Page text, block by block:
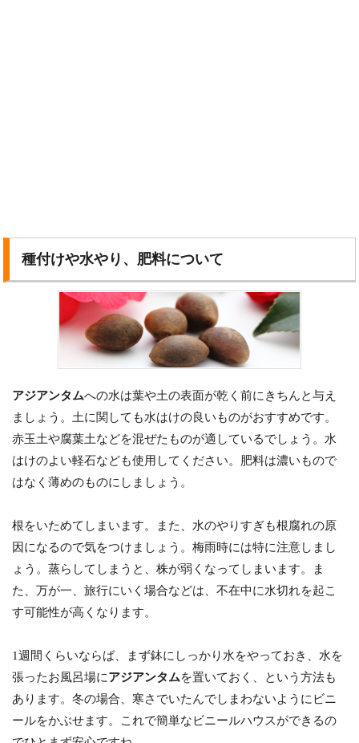
種付けや水やり、肥料について
アジアンタムへの水は葉や土の表面が乾く前にきちんと与え
ましょう。土に関しても水はけの良いものがおすすめです。
赤玉土や腐葉土などを混ぜたものが適しているでしょう。水
はけのよい軽石なども使用してください。肥料は濃いもので
はなく薄めのものにしましょう。
根をいためてしまいます。また、水のやりすぎも根腐れの原
因になるので気をつけましょう。梅雨時には特に注意しまし
ょう。蒸らしてしまうと、株が弱くなってしまいます。ま
た、万が一、旅行にいく場合などは、不在中に水切れを起こ
す可能性が高くなります。
1週間くらいならば、まず鉢にしっかり水をやっておき、水を
張ったお風呂場にアジアンタムを置いておく、という方法も
あります。冬の場合、寒さでいたんでしまわないようにビニ
ールをかぶせます。これで簡単なビニールハウスができるの